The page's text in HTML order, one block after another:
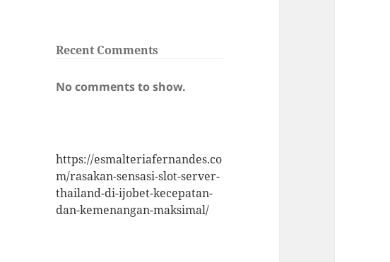
Recent Comments
No comments to show.
https://esmalteriafernandes.co
m/rasakan-sensasi-slot-server-
thailand-di-ijobet-kecepatan-
dan-kemenangan-maksimal/